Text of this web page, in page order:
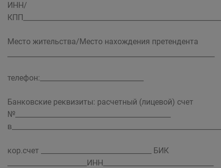
ИНН/
Место жительства/Место нахождения претендента
телефон:______________________________
Банковские реквизиты: расчетный (лицевой) счет
№_____________________________________________
кор.счет ________________________________ БИК
_______________________ИНН________________________________